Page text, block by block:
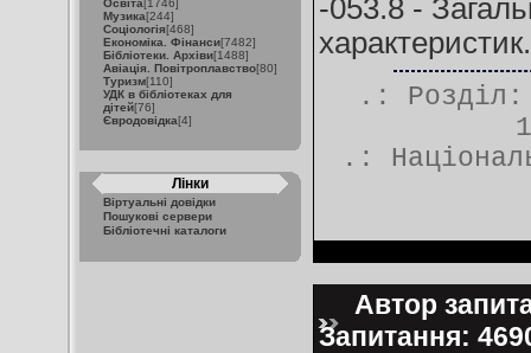
Освіта[1746]
Музика[244]
Соціологія[468]
Економіка. Фінанси[7482]
Бібліотеки. Архіви[1488]
Авіація. Повітроплавство[80]
Туризм[110]
УДК в бібліотеках для
дітей[76]
Євродовідка[4]
Лінки
Віртуальні довідки
Пошукові сервери
Бібліотечні каталоги
-053.8 -
характеристик.
.:
.:
Автор
Запитання: